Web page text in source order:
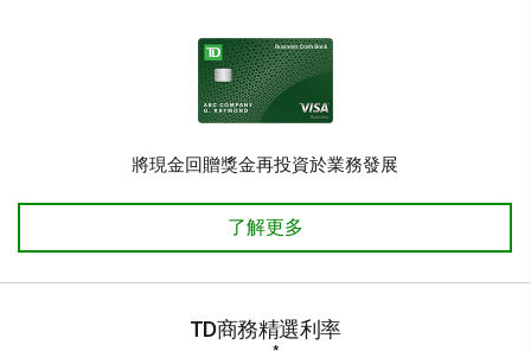
將現金回贈獎金再投資於業務發展
TD商務現金回贈Visa*卡 了解更多
了解更多
TD商務精選利率